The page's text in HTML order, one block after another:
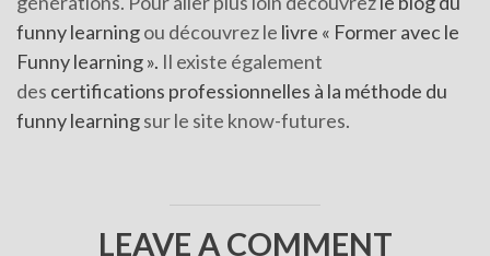
funny learningou découvrez le livre « Former avec le
Funny learning ». Il existe également
des certifications professionnelles à la méthode du
funny learningsur le site know-futures.
LEAVE A COMMENT